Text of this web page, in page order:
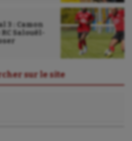
3 : Camon
Salouël-
sur le site